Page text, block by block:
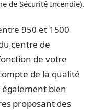
de Sécurité Incendie).
950 et 1500
centre de
de votre
de la qualité
également bien
proposant des